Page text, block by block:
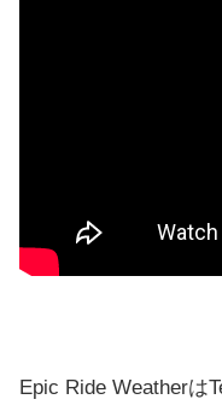
Epic Ride Weatherは